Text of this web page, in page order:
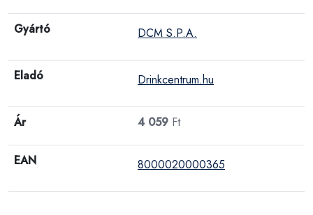
Gyártó DCM S.P.A.
Eladó Drinkcentrum.hu
Ár 4 059 Ft
EAN 8000020000365